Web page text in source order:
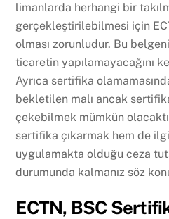
limanlarda herhangi bir
gerçekleştirilebilmesi için
olması zorunludur. Bu
ticaretin yapılamayacağını
Ayrıca sertifika
bekletilen malı ancak
çekebilmek mümkün
sertifika çıkarmak hem de
uygulamakta olduğu ceza
durumunda kalmanız söz
ECTN, BSC